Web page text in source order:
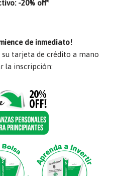
-20% off*
de inmediato!
tarjeta de crédito a mano
la inscripción: